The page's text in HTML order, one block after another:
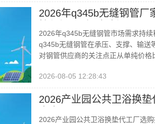
2026年q345b无缝钢管厂
2026年q345b无缝钢管市场需求持
q345b无缝钢管在承压、支撑、输送
对钢管供应商的关注点正从单纯价格
2026-08-05 12:28:43
2026产业园公共卫浴换
2026产业园公共卫浴换垫代工厂选